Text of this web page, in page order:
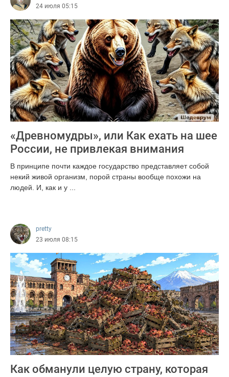
24 июля 05:15
«Древномудры», или Как ехать на шее
России, не привлекая внимания
В принципе почти каждое государство представляет собой
некий живой организм, порой страны вообще похожи на
людей. И, как и у ...
pretty
23 июля 08:15
Как обманули целую страну, которая